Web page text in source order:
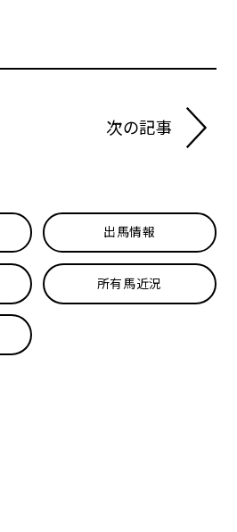
次の記事
出馬情報
所有馬近況